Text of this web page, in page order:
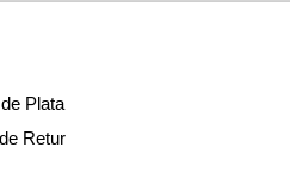
Plata
Retur